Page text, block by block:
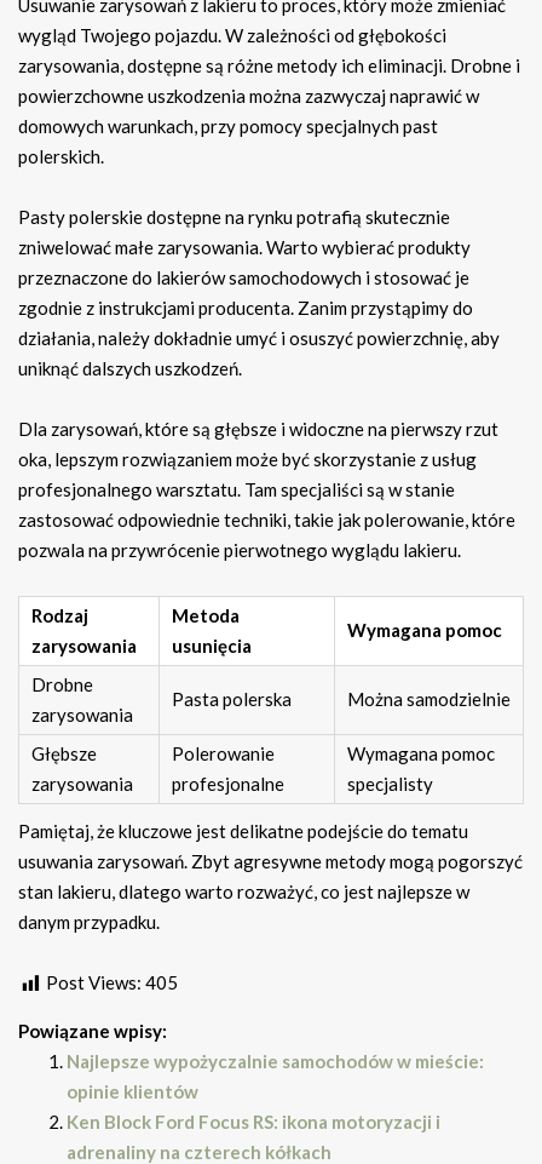
Usuwanie zarysowań z lakieru to proces, który może zmieniać
wygląd Twojego pojazdu. W zależności od głębokości
zarysowania, dostępne są różne metody ich eliminacji. Drobne i
powierzchowne uszkodzenia można zazwyczaj naprawić w
domowych warunkach, przy pomocy specjalnych past
polerskich.
Pasty polerskie dostępne na rynku potrafią skutecznie
zniwelować małe zarysowania. Warto wybierać produkty
przeznaczone do lakierów samochodowych i stosować je
zgodnie z instrukcjami producenta. Zanim przystąpimy do
działania, należy dokładnie umyć i osuszyć powierzchnię, aby
uniknąć dalszych uszkodzeń.
Dla zarysowań, które są głębsze i widoczne na pierwszy rzut
oka, lepszym rozwiązaniem może być skorzystanie z usług
profesjonalnego warsztatu. Tam specjaliści są w stanie
zastosować odpowiednie techniki, takie jak polerowanie, które
pozwala na przywrócenie pierwotnego wyglądu lakieru.
Rodzaj
zarysowania
Metoda
usunięcia
Wymagana pomoc
Drobne
zarysowania
Pasta polerska Można samodzielnie
Głębsze
zarysowania
Polerowanie
profesjonalne
Wymagana pomoc
specjalisty
Pamiętaj, że kluczowe jest delikatne podejście do tematu
usuwania zarysowań. Zbyt agresywne metody mogą pogorszyć
stan lakieru, dlatego warto rozważyć, co jest najlepsze w
danym przypadku.
Post Views: 405
Powiązane wpisy:
Najlepsze wypożyczalnie samochodów w mieście:
opinie klientów
Ken Block Ford Focus RS: ikona motoryzacji i
adrenaliny na czterech kółkach